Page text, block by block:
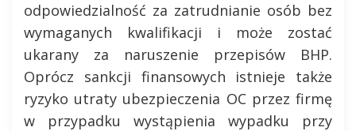
odpowiedzialność za zatrudnianie osób bez
wymaganych kwalifikacji i może zostać
ukarany za naruszenie przepisów BHP.
Oprócz sankcji finansowych istnieje także
ryzyko utraty ubezpieczenia OC przez firmę
w przypadku wystąpienia wypadku przy